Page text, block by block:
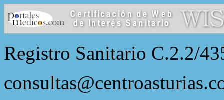
Registro Sanitario C.2.2/